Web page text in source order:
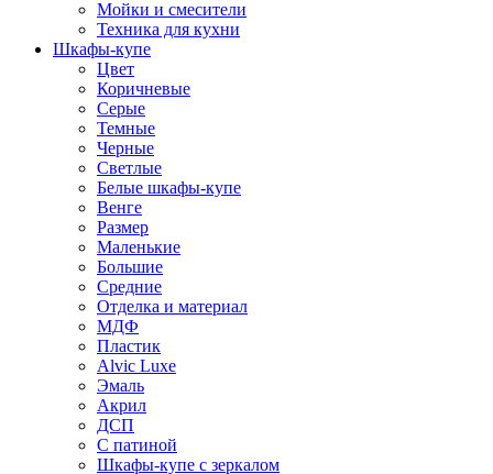
Мойки и смесители
Техника для кухни
Шкафы-купе
Цвет
Коричневые
Серые
Темные
Черные
Светлые
Белые шкафы-купе
Венге
Размер
Маленькие
Большие
Средние
Отделка и материал
МДФ
Пластик
Alvic Luxe
Эмаль
Акрил
ДСП
С патиной
Шкафы-купе с зеркалом